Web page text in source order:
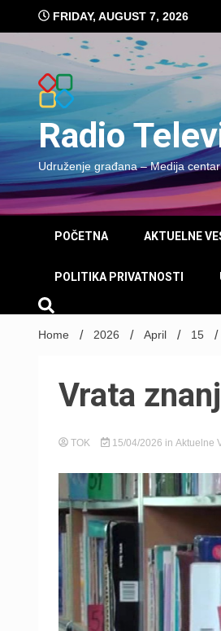
content
FRIDAY, AUGUST 7, 2026
Radio
Udruženje građana – Medija
POČETNA AKTUELNE
POLITIKA PRIVATNOSTI
Home 2026 April 15
Vrata
TOK 15/04/2026 in Aktuelne